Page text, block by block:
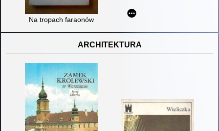
Na tropach faraonów
ARCHITEKTURA